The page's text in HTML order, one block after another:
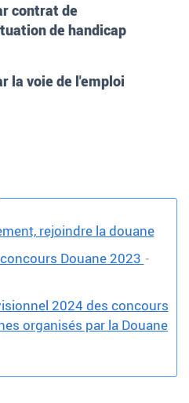
contrat de
de handicap
la voie de l'emploi
rejoindre la douane
Douane 2023 -
2024 des concours
organisés par la Douane